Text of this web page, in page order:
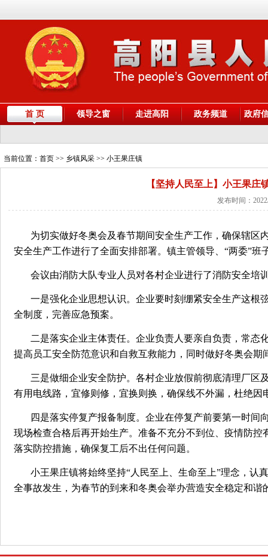
首 页 领导之窗 走进高阳 政务频道 政府
当前位置： 首页 >> 乡镇风采 >> 小王果庄镇
【坚持人民至上】小王果
发布时间：
为切实做好冬奥会及春节期间安全生产工作，确保辖区
安全生产工作进行了全面安排部署。镇主管领导、“两委”
会议由消防大队专业人员对各村企业进行了消防安全培
一是强化企业思想认识。企业要时刻绷紧安全生产这根
全制度，完善应急预案。
二是落实企业主体责任。企业负责人要亲自负责，常
提高员工安全防范意识和自救互救能力，同时做好冬奥会
三是做细企业安全防护。各村企业放假前彻底清理厂区
有用电线路，宜修则修，宜换则换，确保线不外漏，杜绝
四是落实停复产报备制度。企业在停复产前要第一时
现场检查合格后再开始生产。准备不充分不到位、疫情防
落实防控措施，确保复工后不出任何问题。
小王果庄镇将始终坚持“人民至上、生命至上”理念，认
全事故发生，为春节的到来和冬奥会举办营造安全稳定和谐